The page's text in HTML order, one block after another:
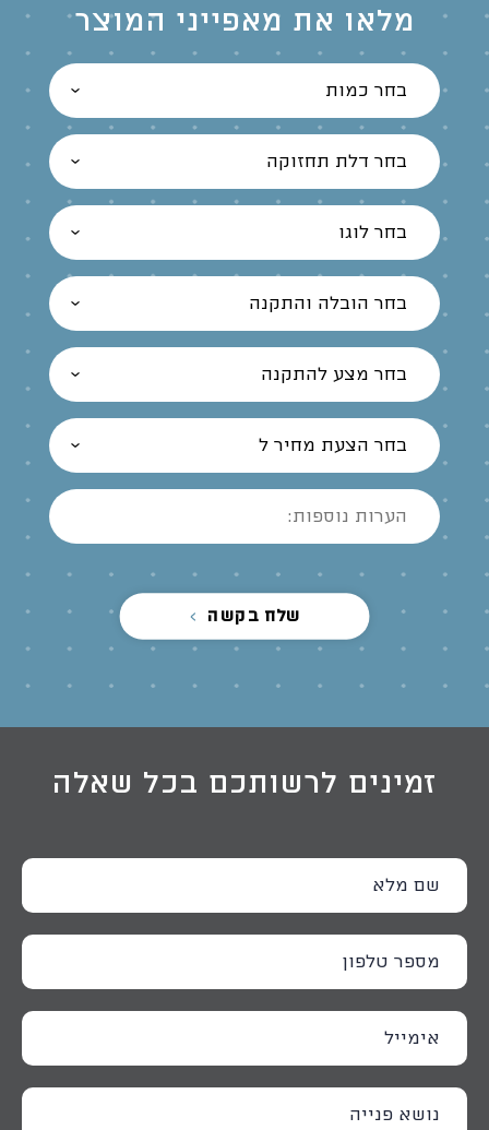
מלאו את מאפייני המוצר
בחר כמות
בחר דלת תחזוקה
בחר לוגו
בחר הובלה והתקנה
בחר מצע להתקנה
בחר הצעת מחיר ל
שלח בקשה
זמינים לרשותכם בכל שאלה